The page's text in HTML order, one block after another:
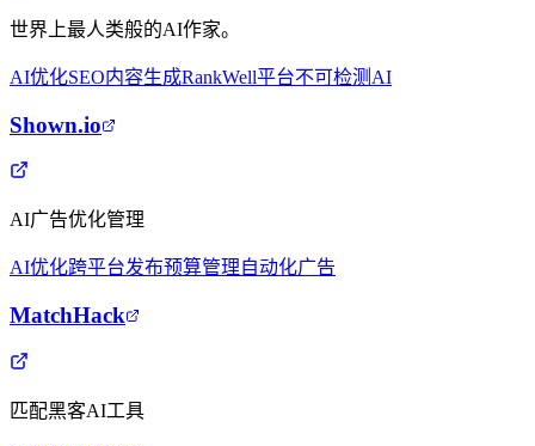
世界上最人类般的AI作家。
AI优化SEO内容生成RankWell平台不可检测AI
Shown.io
AI广告优化管理
AI优化跨平台发布预算管理自动化广告
MatchHack
匹配黑客AI工具